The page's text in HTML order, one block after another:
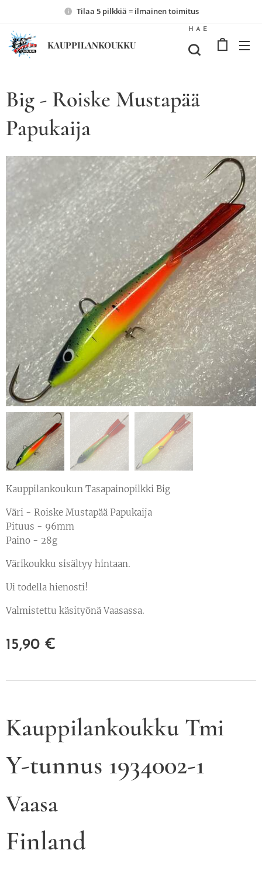
Tilaa 5 pilkkiä = ilmainen toimitus
KAUPPILANKOUKKU
HAE
Big - Roiske Mustapää
Papukaija
Kauppilankoukun Tasapainopilkki Big
Väri - Roiske Mustapää Papukaija
Pituus - 96mm
Paino - 28g
Värikoukku sisältyy hintaan.
Ui todella hienosti!
Valmistettu käsityönä Vaasassa.
15,90 €
Kauppilankoukku Tmi
Y-tunnus 1934002-1
Vaasa
Finland